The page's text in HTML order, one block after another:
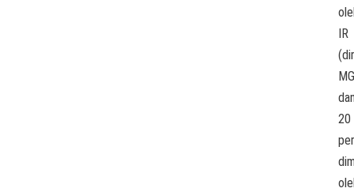
IR
20